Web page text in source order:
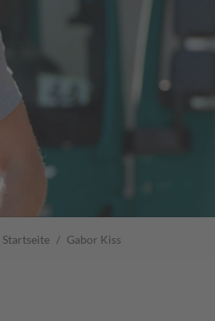
Startseite Gabor Kiss